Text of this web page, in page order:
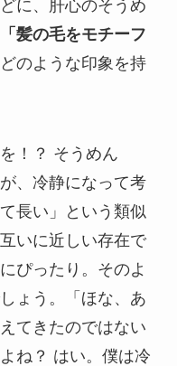
に、肝心のそうめ
「髪の毛をモチーフ
のような印象を持
！？ そうめん
、冷静になって考
長い」という類似
いに近しい存在で
ぴったり。そのよ
ょう。「ほな、あ
てきたのではない
ね？ はい。僕は冷